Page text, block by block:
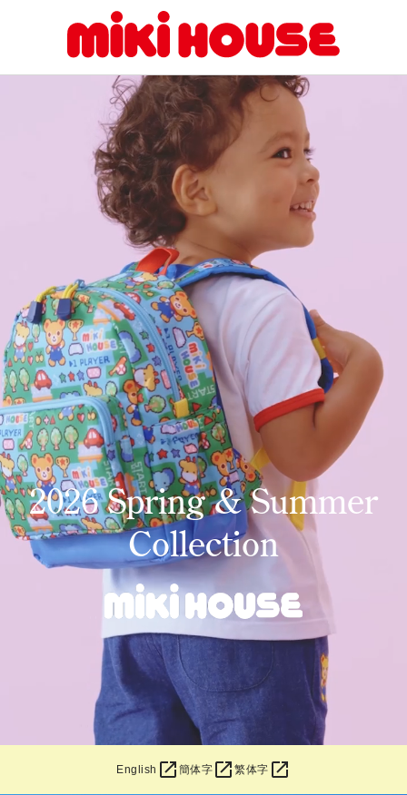
MIKIHOUSE Official Site
2026 Spring & Summer
Collection
English open_in_new 簡体字 open_in_new繁体字 open_in_new